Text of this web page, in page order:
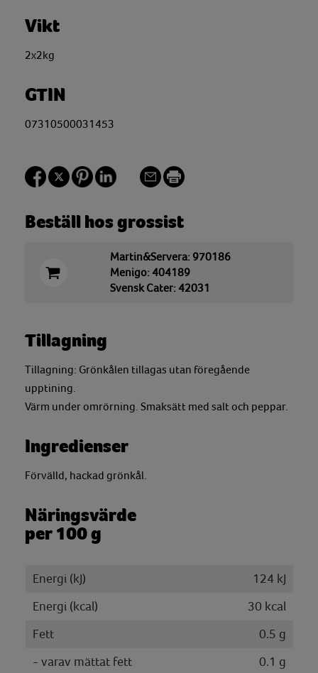
Vikt
2x2kg
GTIN
07310500031453
Beställ hos grossist
Martin&Servera: 970186
Menigo: 404189
Svensk Cater: 42031
Tillagning
Tillagning: Grönkålen tillagas utan föregående
upptining.
Värm under omrörning. Smaksätt med salt och peppar.
Ingredienser
Förvälld, hackad grönkål.
Näringsvärde
per 100 g
Energi (kJ)
124 kJ
Energi (kcal)
30 kcal
Fett
0.5 g
- varav mättat fett
0.1 g